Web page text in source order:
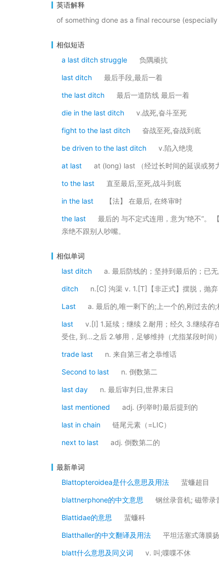
英语解释
of something done as a final recourse
相似短语
a last ditch struggle
负隅顽抗
last ditch 最后手段,最后一着
the last ditch 最后一道防线 最后一着
die in the last ditch v.战死,奋斗至死
fight to the last ditch 奋战至死,奋战到底
be driven to the last ditch v.陷入绝境
at last at (long) last （经过长时间的延误或努
to the last 直至最后,至死,战斗到底
in the last 【法】 在最后, 在终审时
the last
最后的 与不定式连用，意为“绝不”
亲绝不跟别人吵嘴。
相似单词
last ditch
a. 最后防线的；坚持到最后的；已
ditch n.[C] 沟渠 v. 1.[T]【非正式】摆脱，抛
Last a. 最后的,唯一剩下的;上一个的,刚过去的
last
v.[I] 1.延续；继续 2.耐用；经久 3.继续存
受住, 到…之后 2.够用，足够维持（尤指某段时间）
trade last n. 来自第三者之恭维话
Second to last n. 倒数第二
last day n. 最后审判日,世界末日
last mentioned adj. (列举时)最后提到的
last in chain 链尾元素（=LIC）
next to last adj. 倒数第二的
最新单词
Blattopteroidea是什么意思及用法
蜚蠊超目
blattnerphone的中文意思 钢丝录音机; 磁带录
Blattidae的意思 蜚蠊科
Blatthaller的中文翻译及用法 平坦活塞式薄膜
blatt什么意思及同义词 v. 叫;喋喋不休